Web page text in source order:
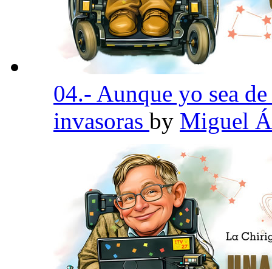
04.- Aunque yo sea
invasoras by Miguel